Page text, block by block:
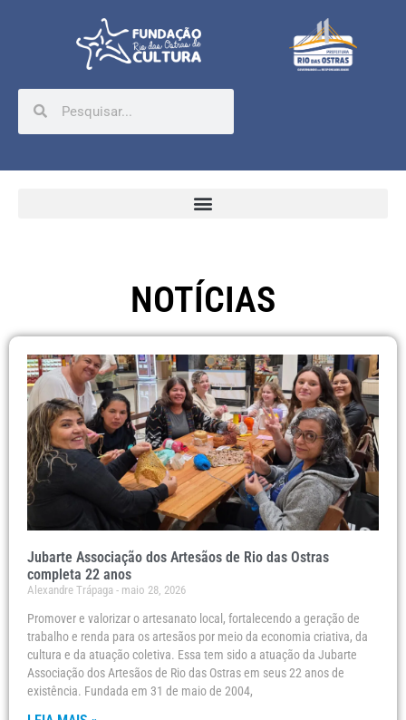
NOTÍCIAS
Jubarte Associação dos Artesãos de Rio das Ostras
completa 22 anos
Alexandre Trápaga maio 28, 2026
Promover e valorizar o artesanato local, fortalecendo a geração de
trabalho e renda para os artesãos por meio da economia criativa, da
cultura e da atuação coletiva. Essa tem sido a atuação da Jubarte
Associação dos Artesãos de Rio das Ostras em seus 22 anos de
existência. Fundada em 31 de maio de 2004,